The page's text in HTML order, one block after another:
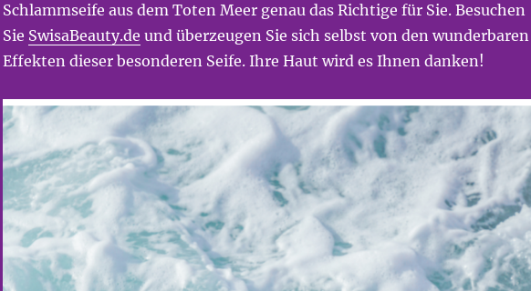
Schlammseife aus dem Toten Meer genau das Richtige für Sie. Besuchen
Sie SwisaBeauty.de und überzeugen Sie sich selbst von den wunderbaren
Effekten dieser besonderen Seife. Ihre Haut wird es Ihnen danken!